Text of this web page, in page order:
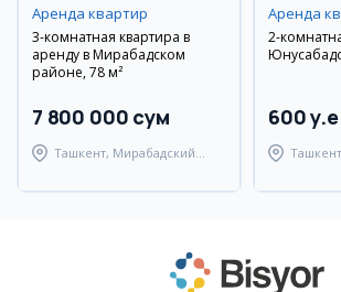
Аренда квартир
3-комнатная квартира в
аренду в Мирабадском
районе, 78 м²
7 800 000 сум
Ташкент, Мирабадский
Аренда
2-
600 y.e